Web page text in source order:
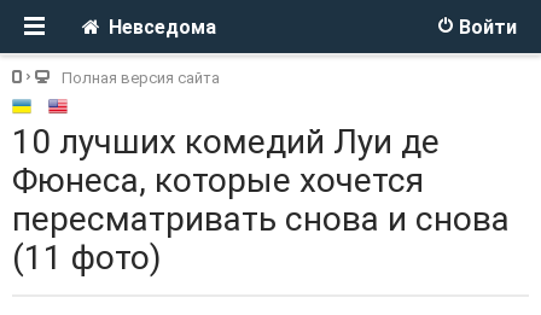
Войти
Невседома
Полная версия сайта
10 лучших комедий Луи де
Фюнеса, которые хочется
пересматривать снова и снова
(11 фото)